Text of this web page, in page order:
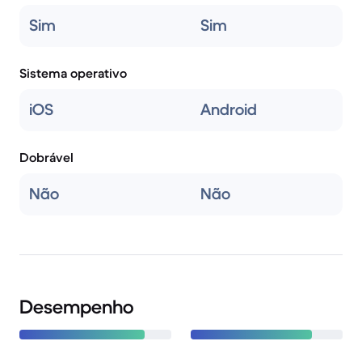
Sim Sim
Sistema operativo
iOS Android
Dobrável
Não Não
Desempenho